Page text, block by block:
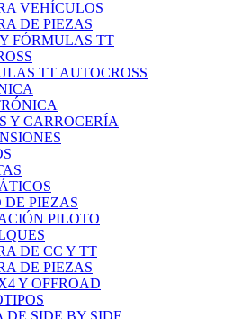
VEHÍCULOS
DE PIEZAS
FÓRMULAS TT
TT AUTOCROSS
Y CARROCERÍA
DE PIEZAS
PILOTO
DE CC Y TT
DE PIEZAS
Y OFFROAD
DE SIDE BY SIDE